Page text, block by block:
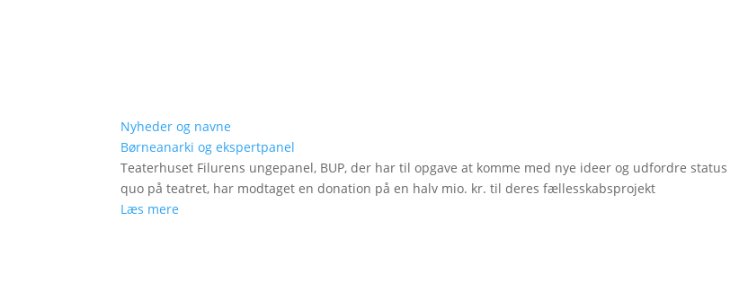
Nyheder og navne
Børneanarki og ekspertpanel
Teaterhuset Filurens ungepanel, BUP, der har til opgave at komme med nye ideer og udfordre status
quo på teatret, har modtaget en donation på en halv mio. kr. til deres fællesskabsprojekt
Læs mere